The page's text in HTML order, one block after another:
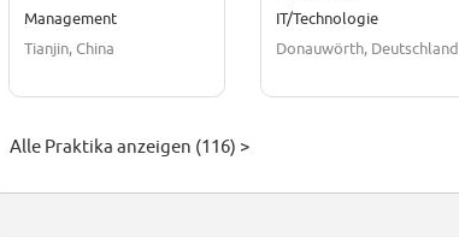
Management
Tianjin, China
IT/Technologie
Donauwörth, Deutschland
Alle Praktika anzeigen (116) >